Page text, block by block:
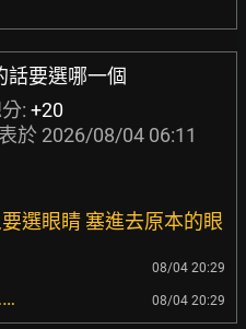
話要選哪一個
: +20
於 2026/08/04 06:11
選眼睛 塞進去原本的眼
08/04 20:29
08/04 20:29